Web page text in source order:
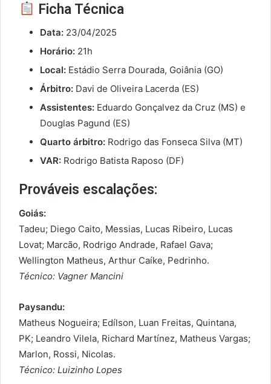
Ficha Técnica
Data: 23/04/2025
Horário: 21h
Local: Estádio Serra Dourada, Goiânia (GO)
Árbitro: Davi de Oliveira Lacerda (ES)
Assistentes: Eduardo Gonçalvez da Cruz (MS) e
Douglas Pagund (ES)
Quarto árbitro: Rodrigo das Fonseca Silva (MT)
VAR: Rodrigo Batista Raposo (DF)
Prováveis escalações:
Goiás:
Tadeu; Diego Caito, Messias, Lucas Ribeiro, Lucas
Lovat; Marcão, Rodrigo Andrade, Rafael Gava;
Wellington Matheus, Arthur Caíke, Pedrinho.
Técnico: Vagner Mancini
Paysandu:
Matheus Nogueira; Edílson, Luan Freitas, Quintana,
PK; Leandro Vilela, Richard Martínez, Matheus Vargas;
Marlon, Rossi, Nicolas.
Técnico: Luizinho Lopes